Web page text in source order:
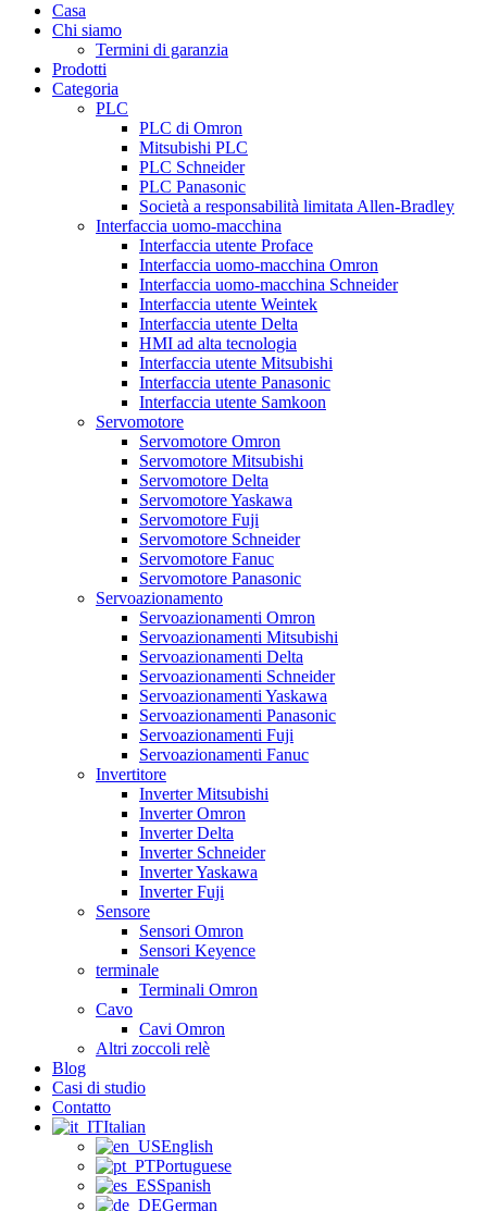
Casa
Chi siamo
Termini di garanzia
Prodotti
Categoria
PLC
PLC di Omron
Mitsubishi PLC
PLC Schneider
PLC Panasonic
Società a responsabilità limitata Allen-Bradley
Interfaccia uomo-macchina
Interfaccia utente Proface
Interfaccia uomo-macchina Omron
Interfaccia uomo-macchina Schneider
Interfaccia utente Weintek
Interfaccia utente Delta
HMI ad alta tecnologia
Interfaccia utente Mitsubishi
Interfaccia utente Panasonic
Interfaccia utente Samkoon
Servomotore
Servomotore Omron
Servomotore Mitsubishi
Servomotore Delta
Servomotore Yaskawa
Servomotore Fuji
Servomotore Schneider
Servomotore Fanuc
Servomotore Panasonic
Servoazionamento
Servoazionamenti Omron
Servoazionamenti Mitsubishi
Servoazionamenti Delta
Servoazionamenti Schneider
Servoazionamenti Yaskawa
Servoazionamenti Panasonic
Servoazionamenti Fuji
Servoazionamenti Fanuc
Invertitore
Inverter Mitsubishi
Inverter Omron
Inverter Delta
Inverter Schneider
Inverter Yaskawa
Inverter Fuji
Sensore
Sensori Omron
Sensori Keyence
terminale
Terminali Omron
Cavo
Cavi Omron
Altri zoccoli relè
Blog
Casi di studio
Contatto
Italian
English
Portuguese
Spanish
German